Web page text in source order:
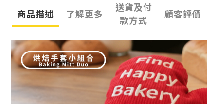
商品描述 了解更多
送貨及付
款方式
顧客評價